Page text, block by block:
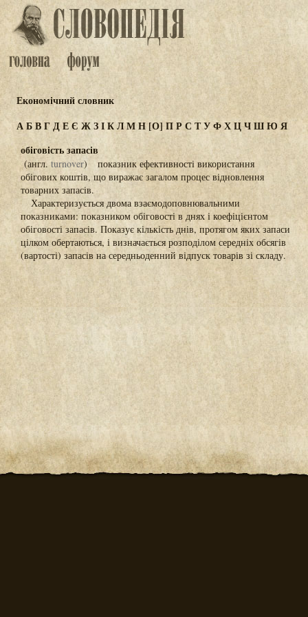
Економічний словник
АБВГДЕЄ ЖЗІКЛМН[О] ПРСТУФХЦЧШЮЯ
обіговість запасів
(англ. turnover) показник ефективності використання
обігових коштів, що виражає загалом процес відновлення
товарних запасів.
Характеризується двома взаємодоповнювальними
показниками: показником обіговості в днях і коефіцієнтом
обіговості запасів. Показує кількість днів, протягом яких запаси
цілком обертаються, і визначається розподілом середніх обсягів
(вартості) запасів на середньоденний відпуск товарів зі складу.